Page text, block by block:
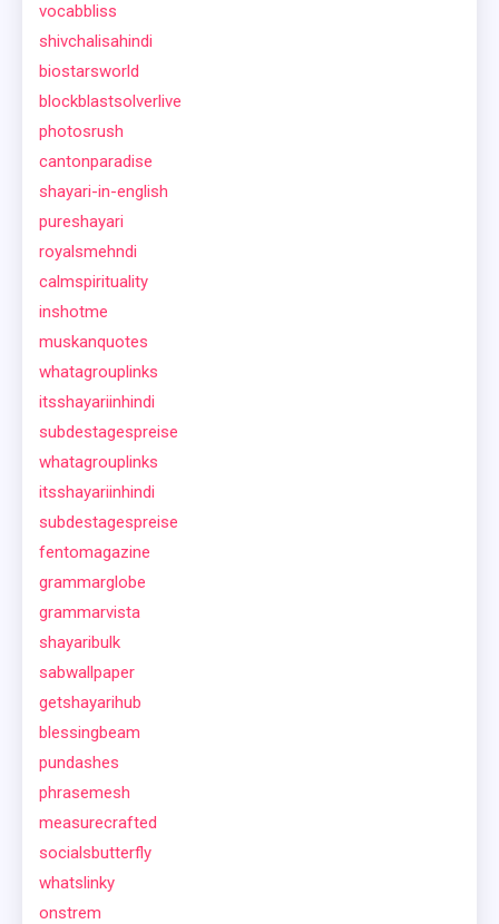
vocabbliss
shivchalisahindi
biostarsworld
blockblastsolverlive
photosrush
cantonparadise
shayari-in-english
pureshayari
royalsmehndi
calmspirituality
inshotme
muskanquotes
whatagrouplinks
itsshayariinhindi
subdestagespreise
whatagrouplinks
itsshayariinhindi
subdestagespreise
fentomagazine
grammarglobe
grammarvista
shayaribulk
sabwallpaper
getshayarihub
blessingbeam
pundashes
phrasemesh
measurecrafted
socialsbutterfly
whatslinky
onstrem